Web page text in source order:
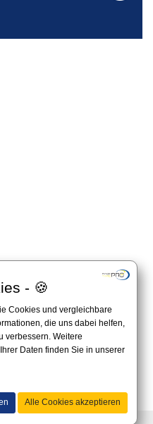
- 🍪
Cookies und vergleichbare
die uns dabei helfen,
verbessern. Weitere
Daten finden Sie in unserer
Alle Cookies akzeptieren
des Veranstalters.